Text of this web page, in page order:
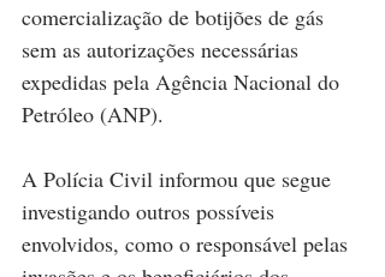
comercialização de botijões de gás
sem as autorizações necessárias
expedidas pela Agência Nacional do
Petróleo (ANP).
A Polícia Civil informou que segue
investigando outros possíveis
envolvidos, como o responsável pelas